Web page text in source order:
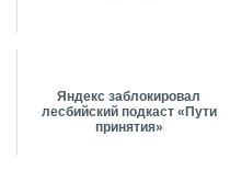
Яндекс заблокировал
лесбийский подкаст «Пути
принятия»